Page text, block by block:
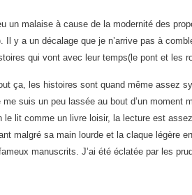
un malaise à cause de la modernité des
y a un décalage que je n’arrive pas à
qui vont avec leur temps(le pont et les
ça, les histoires sont quand même assez
suis un peu lassée au bout d’un moment
le lit comme un livre loisir, la lecture est
malgré sa main lourde et la claque légère
manuscrits. J’ai été éclatée par les